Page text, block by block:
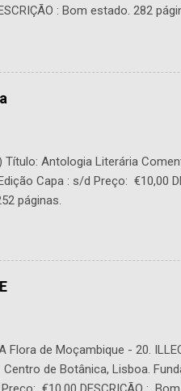
: Bom estado. 282
Título: Antologia Literária
Capa : s/d Preço: €10,00
páginas.
Flora de Moçambique - 20.
de Botânica, Lisboa.